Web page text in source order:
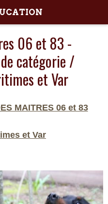
06 et 83 -
catégorie /
et Var
MAITRES 06 et 83
et Var